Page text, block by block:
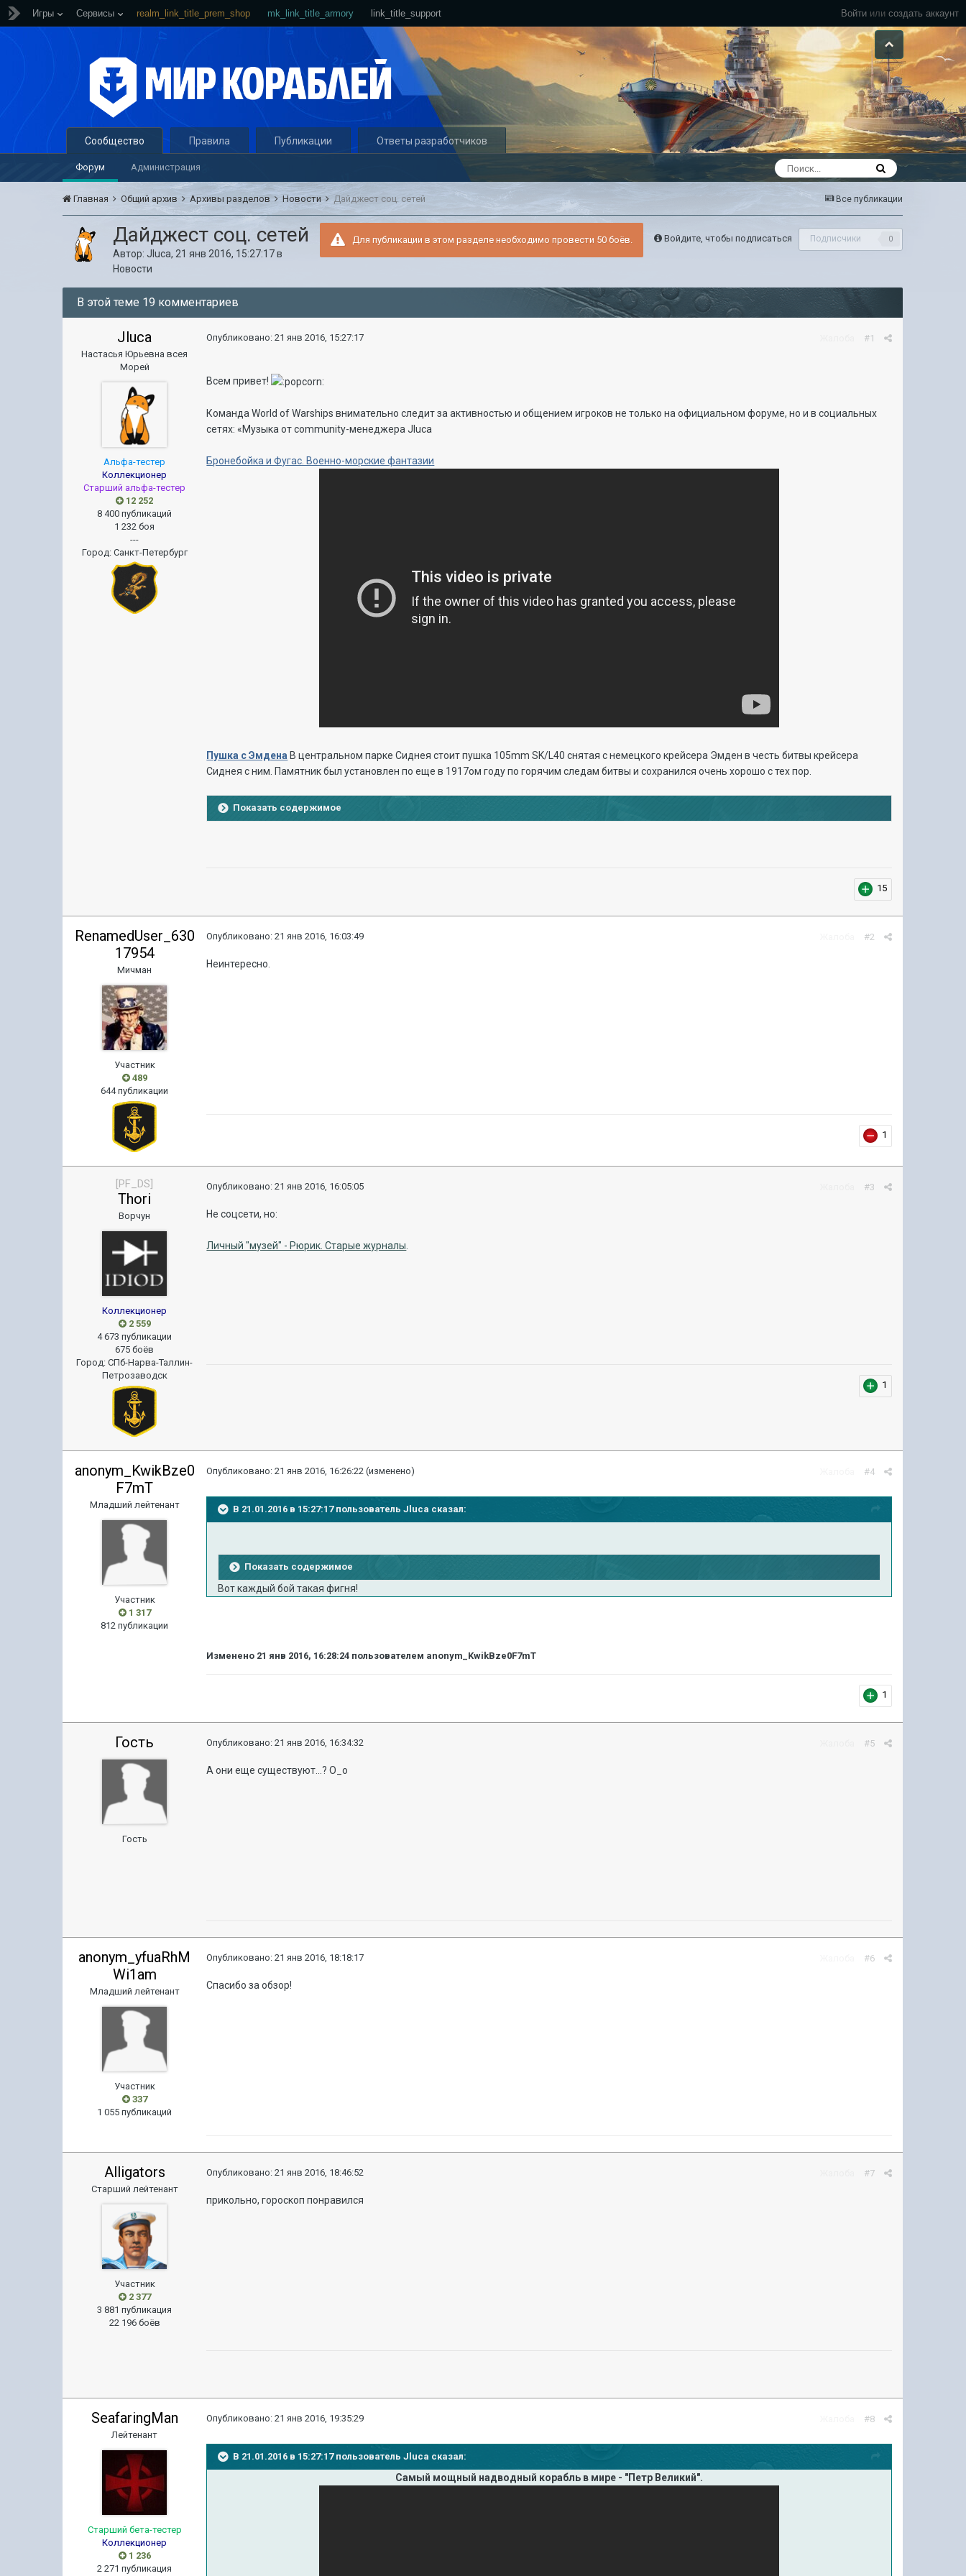
Войти или создать аккаунт
Игры Сервисы realm_link_title_prem_shop mk_link_title_armory link_title_support
Сообщество
Форум Администрация
Правила Публикации Ответы разработчиков
Все публикации
Главная Общий архив Архивы разделов Новости Дайджест соц. сетей
Войдите, чтобы подписаться Подписчики 0
Для публикации в этом разделе необходимо провести 50 боёв.
Дайджест соц. сетей
Автор:Jluca, 21 янв 2016, 15:27:17в
Новости
В этой теме 19 комментариев
Jluca
Настасья Юрьевна всея
Морей
Альфа-тестер
Коллекционер
Старший альфа-тестер
12 252
8 400 публикаций
1 232 боя
---
Город: Санкт-Петербург
#1
Опубликовано:21 янв 2016, 15:27:17
Всем привет!
Команда World of Warships внимательно следит за активностью и общением игроков не только на официальном форуме, но и в социальных
сетях: «Музыка от community-менеджера Jluca
Бронебойка и Фугас. Военно-морские фантазии
Пушка с Эмдена В центральном парке Сиднея стоит пушка 105mm SK/L40 снятая с немецкого крейсера Эмден в честь битвы крейсера
Сиднея с ним. Памятник был установлен по еще в 1917ом году по горячим следам битвы и сохранился очень хорошо с тех пор.
Показать содержимое
15
RenamedUser_630
17954
Мичман
Участник
489
644 публикации
#2
Опубликовано:21 янв 2016, 16:03:49
Неинтересно.
1
[PF_DS]
Thori
Ворчун
Коллекционер
2 559
4 673 публикации
675 боёв
Город:СПб-Нарва-Таллин-
Петрозаводск
#3
Опубликовано:21 янв 2016, 16:05:05
Не соцсети, но:
Личный "музей" - Рюрик. Старые журналы
1
anonym_KwikBze0
F7mT
Младший лейтенант
Участник
1 317
812 публикации
#4
Опубликовано:21 янв 2016, 16:26:22 (изменено)
В 21.01.2016 в 15:27:17 пользователь Jluca сказал:
Показать содержимое
Вот каждый бой такая фигня!
Изменено 21 янв 2016, 16:28:24 пользователем anonym_KwikBze0F7mT
1
Гость
Гость
#5
Опубликовано:21 янв 2016, 16:34:32
А они еще существуют...? О_о
anonym_yfuaRhM
Wi1am
Младший лейтенант
Участник
337
1 055 публикаций
#6
Опубликовано:21 янв 2016, 18:18:17
Спасибо за обзор!
Alligators
Старший лейтенант
Участник
2 377
3 881 публикация
22 196 боёв
#7
Опубликовано:21 янв 2016, 18:46:52
прикольно, гороскоп понравился
SeafaringMan
Лейтенант
Старший бета-тестер
Коллекционер
1 236
2 271 публикация
#8
Опубликовано:21 янв 2016, 19:35:29
В 21.01.2016 в 15:27:17 пользователь Jluca сказал:
Самый мощный надводный корабль в мире - "Петр Великий".